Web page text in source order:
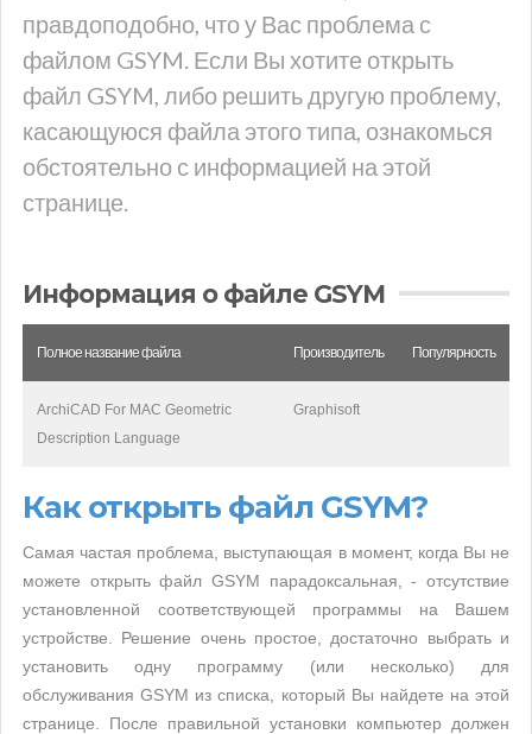
правдоподобно, что у Вас проблема с
файлом GSYM. Если Вы хотите открыть
файл GSYM, либо решить другую проблему,
касающуюся файла этого типа, ознакомься
обстоятельно с информацией на этой
странице.
Информация о файле GSYM
Полное название файла Производитель Популярность
ArchiCAD For MAC Geometric
Description Language
Graphisoft
Как открыть файл GSYM?
Самая частая проблема, выступающая в момент, когда Вы не
можете открыть файл GSYM парадоксальная, - отсутствие
установленной соответствующей программы на Вашем
устройстве. Решение очень простое, достаточно выбрать и
установить одну программу (или несколько) для
обслуживания GSYM из списка, который Вы найдете на этой
странице. После правильной установки компьютер должен